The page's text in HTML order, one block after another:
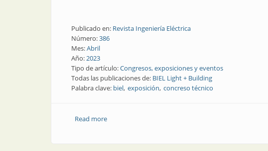
Publicado en: Revista Ingeniería Eléctrica
Número:386
Mes:Abril
Año:2023
Tipo de artículo:Congresos, exposiciones y eventos
Todas las publicaciones de: BIEL Light + Building
Palabra clave: biel exposición concreso técnico
Read moreabout BIEL Light + Building: cuatro días de innovación,